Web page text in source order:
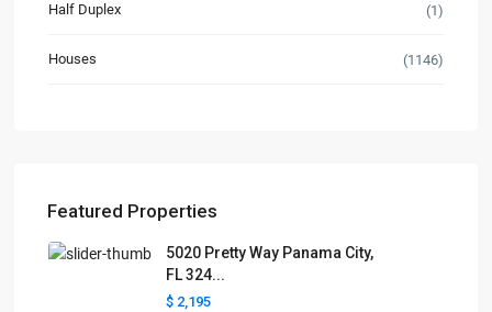
Half Duplex (1)
Houses (1146)
Featured Properties
5020 Pretty Way Panama City,
FL 324...
$ 2,195